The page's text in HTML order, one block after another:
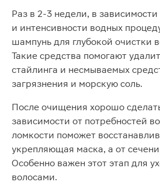
Раз в 2-3 недели, в
и интенсивности водных
шампунь для глубокой очистки
Такие средства помогают
стайлинга и несмываемых
загрязнения и морскую соль.
После очищения хорошо
зависимости от потребностей
ломкости поможет
укрепляющая маска, а от
Особенно важен этот этап для
волосами.